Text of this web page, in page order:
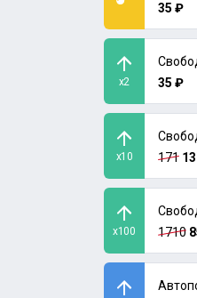
35 ₽
x2
35 ₽
x10
171
x100
1710